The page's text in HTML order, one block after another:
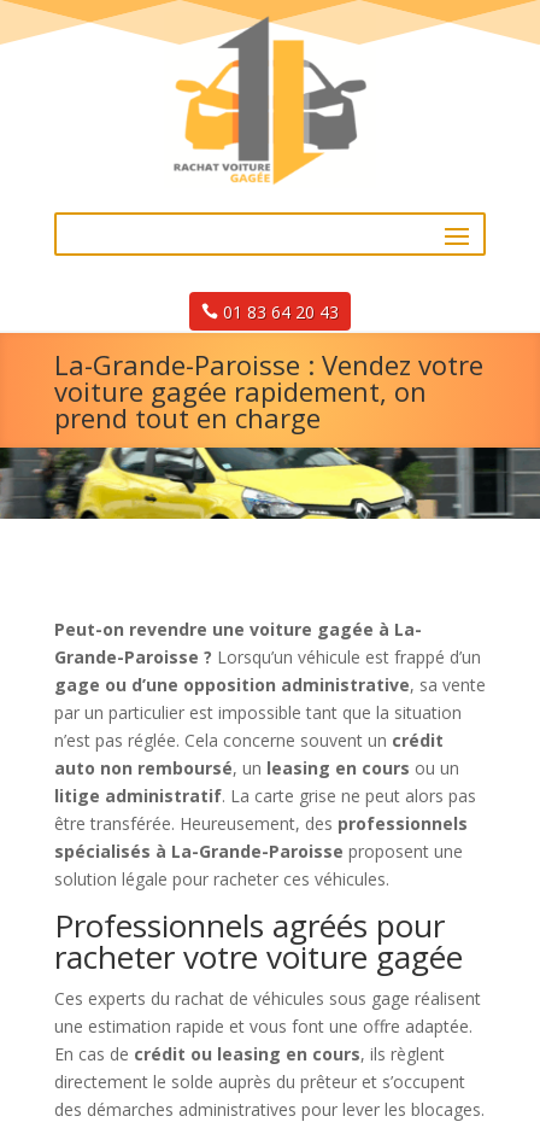
01 83 64 20 43
La-Grande-Paroisse : Vendez votre
voiture gagée rapidement, on
prend tout en charge
Peut-on revendre une voiture gagée à La-
Grande-Paroisse ? Lorsqu’un véhicule est frappé d’un
gage ou d’une opposition administrative, sa vente
par un particulier est impossible tant que la situation
n’est pas réglée. Cela concerne souvent un crédit
auto non remboursé, un leasing en cours ou un
litige administratif. La carte grise ne peut alors pas
être transférée. Heureusement, des professionnels
spécialisés à La-Grande-Paroisse proposent une
solution légale pour racheter ces véhicules.
Professionnels agréés pour
racheter votre voiture gagée
Ces experts du rachat de véhicules sous gage réalisent
une estimation rapide et vous font une offre adaptée.
En cas de crédit ou leasing en cours, ils règlent
directement le solde auprès du prêteur et s’occupent
des démarches administratives pour lever les blocages.